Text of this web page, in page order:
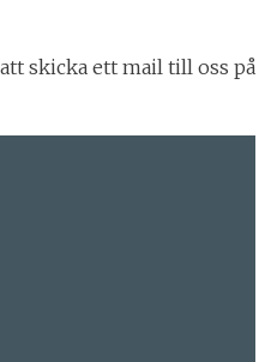
skicka ett mail till oss på